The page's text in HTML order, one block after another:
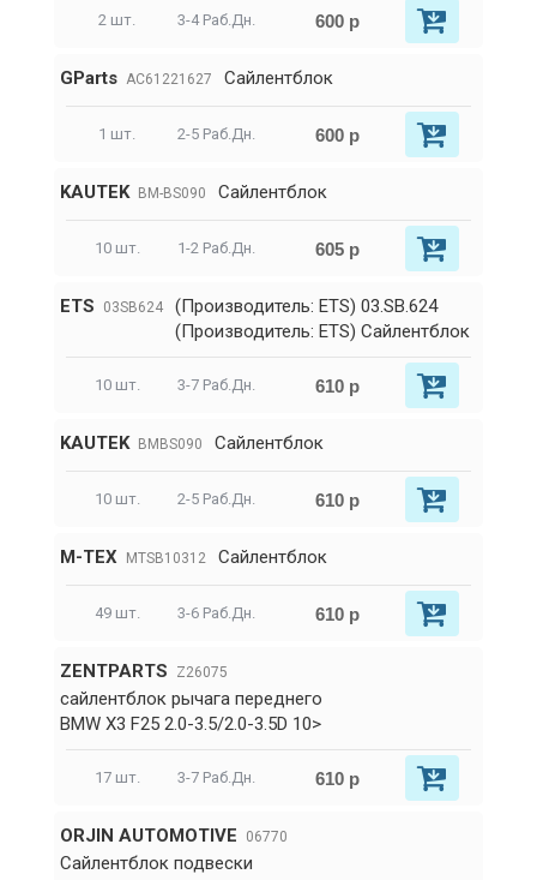
2 шт. 3-4 Раб.Дн. 600 р
GParts AC61221627 Сайлентблок
1 шт. 2-5 Раб.Дн. 600 р
KAUTEK BM-BS090 Сайлентблок
10 шт. 1-2 Раб.Дн. 605 р
ETS 03SB624
(Производитель: ETS) 03.SB.624
(Производитель: ETS) Сайлентблок
10 шт. 3-7 Раб.Дн. 610 р
KAUTEK BMBS090 Сайлентблок
10 шт. 2-5 Раб.Дн. 610 р
M-TEX MTSB10312 Сайлентблок
49 шт. 3-6 Раб.Дн. 610 р
ZENTPARTS Z26075
сайлентблок рычага переднего
BMW X3 F25 2.0-3.5/2.0-3.5D 10>
17 шт. 3-7 Раб.Дн. 610 р
ORJIN AUTOMOTIVE 06770
Сайлентблок подвески